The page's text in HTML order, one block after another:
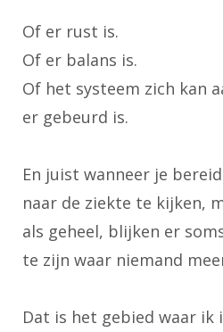
Of er rust is.
Of er balans is.
Of het systeem zich kan
er gebeurd is.
En juist wanneer je
naar de ziekte te kijken,
als geheel, blijken er
te zijn waar niemand
Dat is het gebied waar